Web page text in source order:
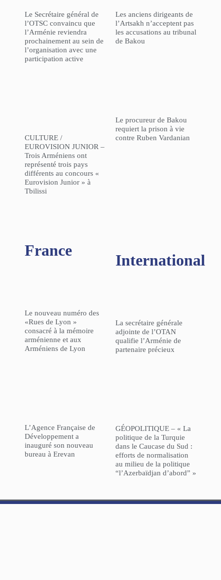
Le Secrétaire général de
l’OTSC convaincu que
l’Arménie reviendra
prochainement au sein de
l’organisation avec une
participation active
CULTURE /
EUROVISION JUNIOR –
Trois Arméniens ont
représenté trois pays
différents au concours «
Eurovision Junior » à
Tbilissi
Les anciens dirigeants de
l’Artsakh n’acceptent pas
les accusations au tribunal
de Bakou
Le procureur de Bakou
requiert la prison à vie
contre Ruben Vardanian
France
Le nouveau numéro des
«Rues de Lyon »
consacré à la mémoire
arménienne et aux
Arméniens de Lyon
L’Agence Française de
Développement a
inauguré son nouveau
bureau à Erevan
International
La secrétaire générale
adjointe de l’OTAN
qualifie l’Arménie de
partenaire précieux
GÉOPOLITIQUE – « La
politique de la Turquie
dans le Caucase du Sud :
efforts de normalisation
au milieu de la politique
“l’Azerbaïdjan d’abord” »